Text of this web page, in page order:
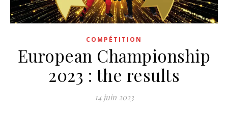
COMPÉTITION
European Championship
2023 : the results
14 juin 2023